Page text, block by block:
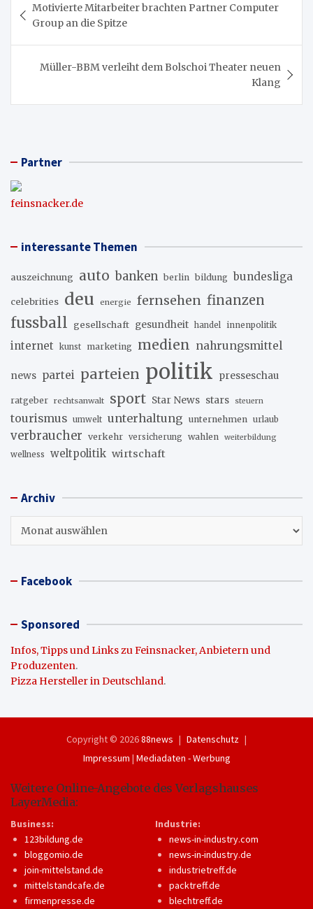
Motivierte Mitarbeiter brachten Partner Computer
Group an die Spitze
Müller-BBM verleiht dem Bolschoi Theater neuen
Klang
Partner
feinsnacker.de
interessante Themen
auszeichnung auto banken berlin bildung bundesliga
celebrities deu energie fernsehen finanzen
fussball gesellschaft gesundheit handel innenpolitik
internet kunst marketing medien nahrungsmittel
news partei parteien politik presseschau
ratgeber rechtsanwalt sport Star News stars steuern
tourismus umwelt unterhaltung unternehmen urlaub
verbraucher verkehr versicherung wahlen weiterbildung
wellness weltpolitik wirtschaft
Archiv
Facebook
Sponsored
Infos, Tipps und Links zu Feinsnacker, Anbietern und
Produzenten.
Pizza Hersteller in Deutschland.
Copyright © 202688news
Datenschutz
Impressum | Mediadaten - Werbung
Weitere Online-Angebote des Verlagshauses
LayerMedia:
Business:
123bildung.de
bloggomio.de
join-mittelstand.de
mittelstandcafe.de
firmenpresse.de
Industrie:
news-in-industry.com
news-in-industry.de
industrietreff.de
packtreff.de
blechtreff.de